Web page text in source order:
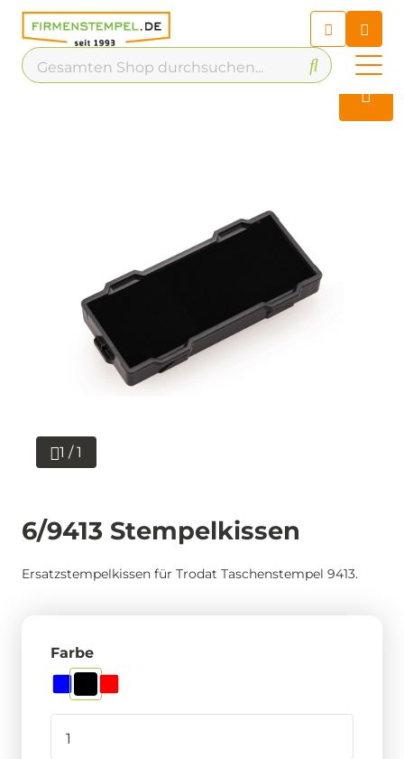
Chatbot
Chatten Sie 24/7 mit unserem
hilfreichen Chatbot
Kontakt
1 / 1
6/9413 Stempelkissen
Ersatzstempelkissen für Trodat Taschenstempel 9413.
Farbe